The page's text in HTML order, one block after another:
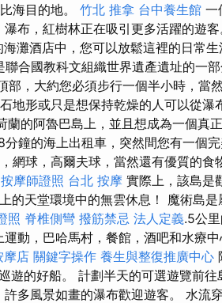
海目的地。 竹北 推拿 台中養生館 一
布，紅樹林正在吸引更多活躍的遊客
灘酒店中，您可以放鬆這裡的日常生
合國教科文組織世界遺產遺址的一
，大約您必須步行一個半小時，當
地形或只是想保持乾燥的人可以從瀑
蘭的阿魯巴島上，並且想成為一個真
鐘的海上出租車，突然間您有一個
網球，高爾夫球，當然還有優質的食
按摩師證照 台北 按摩 實際上，該島是
的天堂環境中的無雲休息！ 魔術島是
照 脊椎側彎 撥筋禁忌 法人定義.5公
動，巴哈馬村，餐館，酒吧和水療
摩店 關鍵字操作 養生與整復推廣中心
遊的好船。 計劃半天的可選遊覽前往
多風景如畫的瀑布歡迎遊客。 水流